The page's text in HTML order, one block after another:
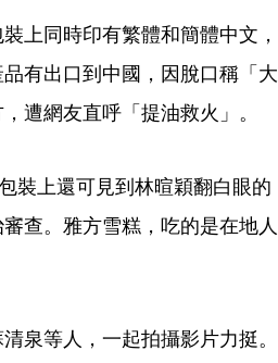
上同時印有繁體和簡體中文，
有出口到中國，因脫口稱「大
遭網友直呼「提油救火」。
裝上還可見到林暄穎翻白眼的
查。雅方雪糕，吃的是在地人
泉等人，一起拍攝影片力挺。